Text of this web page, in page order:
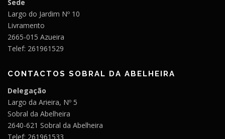
Sede
Largo do Jardim Nº 10
Livramento
2665-015 Azueira
Telef: 261961529
CONTACTOS SOBRAL DA ABELHEIRA
Delegação
Largo da Arieira, Nº 5
Sobral da Abelheira
2640-621 Sobral da Abelheira
Telef: 261961533